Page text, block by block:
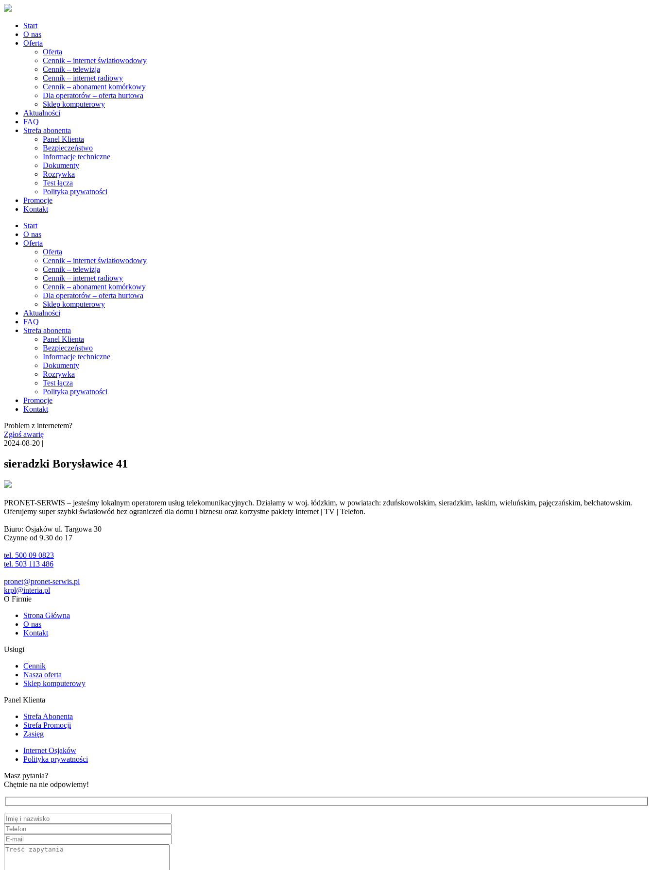
Start
O nas
Oferta
Oferta
Cennik – internet światłowodowy
Cennik – telewizja
Cennik – internet radiowy
Cennik – abonament komórkowy
Dla operatorów – oferta hurtowa
Sklep komputerowy
Aktualności
FAQ
Strefa abonenta
Panel Klienta
Bezpieczeństwo
Informacje techniczne
Dokumenty
Rozrywka
Test łącza
Polityka prywatności
Promocje
Kontakt
Start
O nas
Oferta
Oferta
Cennik – internet światłowodowy
Cennik – telewizja
Cennik – internet radiowy
Cennik – abonament komórkowy
Dla operatorów – oferta hurtowa
Sklep komputerowy
Aktualności
FAQ
Strefa abonenta
Panel Klienta
Bezpieczeństwo
Informacje techniczne
Dokumenty
Rozrywka
Test łącza
Polityka prywatności
Promocje
Kontakt
Problem z internetem?
Zgłoś awarię
2024-08-20 |
sieradzki Borysławice 41
PRONET-SERWIS – jesteśmy lokalnym operatorem usług telekomunikacyjnych. Działamy w woj. łódzkim, w powiatach: zduńskowolskim, sieradzkim, łaskim, wieluńskim, pajęczańskim, bełchatowskim.
Oferujemy super szybki światłowód bez ograniczeń dla domu i biznesu oraz korzystne pakiety Internet | TV | Telefon.
Biuro: Osjaków ul. Targowa 30
Czynne od 9.30 do 17
tel. 500 09 0823
tel. 503 113 486
pronet@pronet-serwis.pl
krpl@interia.pl
O Firmie
Strona Główna
O nas
Kontakt
Usługi
Cennik
Nasza oferta
Sklep komputerowy
Panel Klienta
Strefa Abonenta
Strefa Promocji
Zasięg
Internet Osjaków
Polityka prywatności
Masz pytania?
Chętnie na nie odpowiemy!